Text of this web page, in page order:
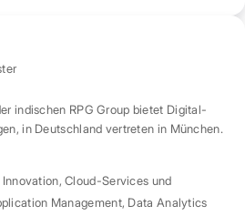
indischen RPG Group bietet Digital-
in Deutschland vertreten in München.
,Cloud-Services und
Management, Data Analytics